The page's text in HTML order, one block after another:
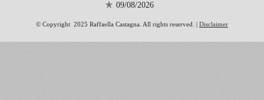
09/08/2026
© Copyright 2025 Raffaella Castagna. All rights reserved. | Disclaimer